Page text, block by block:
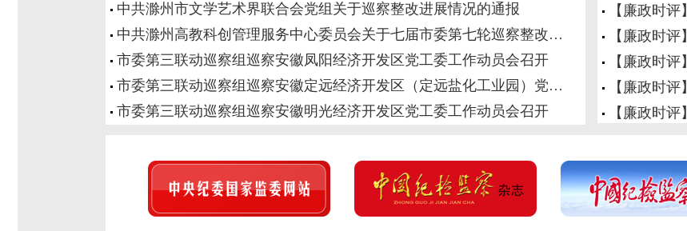
中共滁州市文学艺术界联合会党组关于巡察整改进展情况的通报
中共滁州高教科创管理服务中心委员会关于七届市委第七轮巡察整改…
市委第三联动巡察组巡察安徽凤阳经济开发区党工委工作动员会召开
市委第三联动巡察组巡察安徽定远经济开发区（定远盐化工业园）党…
市委第三联动巡察组巡察安徽明光经济开发区党工委工作动员会召开
【廉政时
【廉政时
【廉政时
【廉政时
【廉政时